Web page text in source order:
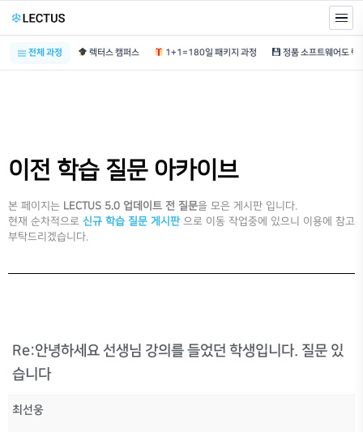
전체 과정 렉터스 캠퍼스 1+1=180일 패키지 과정
이전 학습 질문 아카이브
본 페이지는 LECTUS 5.0 업데이트 전 질문을 모은 게시판 입니다.
현재 순차적으로 신규 학습 질문 게시판 으로 이동 작업중에 있으니 이용에 참고
부탁드리겠습니다.
Re:안녕하세요 선생님 강의를 들었던 학생입니다. 질문 있
습니다
최선웅